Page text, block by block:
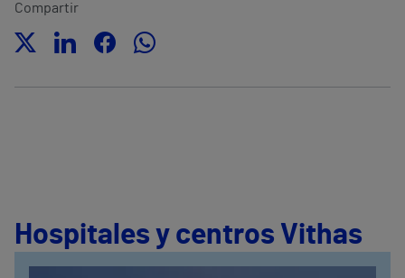
Compartir
Hospitales y centros Vithas